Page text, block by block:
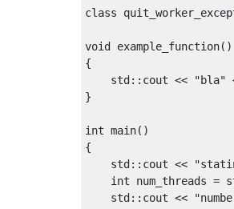
return;
            func
=
//release
}
}
class
void example_function()
{
    std
:: cout << "bla"
}
int main()
{
    std
:: cout <<
int num_threads =
    std
:: cout <<